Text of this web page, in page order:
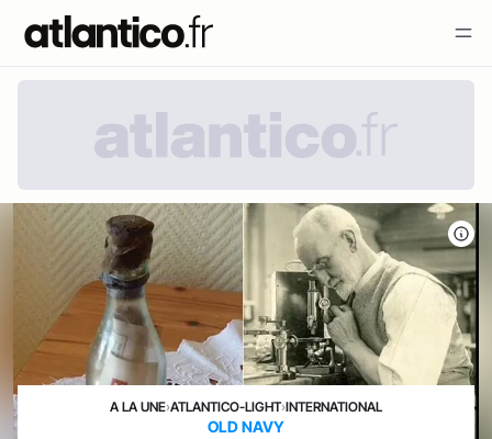
A LA UNE›ATLANTICO-LIGHT›INTERNATIONAL
OLD NAVY